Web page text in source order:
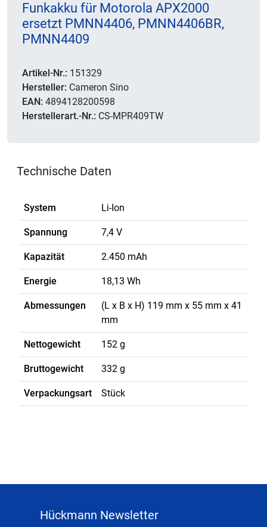
Funkakku für Motorola APX2000
ersetzt PMNN4406, PMNN4406BR,
PMNN4409
Artikel-Nr.: 151329
Hersteller: Cameron Sino
EAN: 4894128200598
Herstellerart.-Nr.: CS-MPR409TW
Technische Daten
System Li-Ion
Spannung 7,4 V
Kapazität 2.450 mAh
Energie 18,13 Wh
Abmessungen
(L x B x H) 119 mm x 55 mm x 41
mm
Nettogewicht 152 g
Bruttogewicht 332 g
Verpackungsart Stück
Hückmann Newsletter